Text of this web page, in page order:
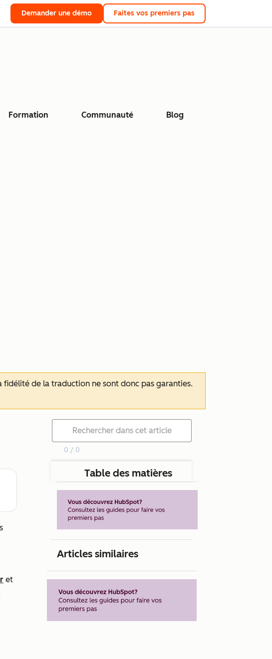
Demander une démo Faites vos premiers pas
Formation Communauté Blog
de la traduction ne sont donc pas garanties.
et
0 / 0
Table des matières
Articles similaires